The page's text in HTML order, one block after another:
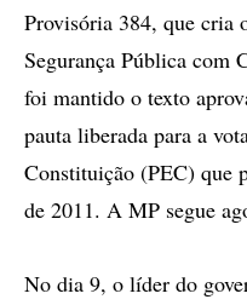
Provisória 384, que cria
Segurança Pública com
foi mantido o texto
pauta liberada para a
Constituição (PEC) que
de 2011. A MP segue
No dia 9, o líder do